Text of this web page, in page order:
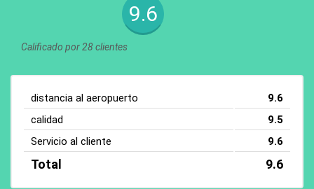
9.6
Calificado por 28 clientes
distancia al aeropuerto
9.6
calidad
9.5
Servicio al cliente
9.6
Total 9.6